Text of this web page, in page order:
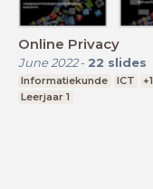
Online Privacy
June 2022- 22 slides
Informatiekunde ICT +1
Leerjaar 1